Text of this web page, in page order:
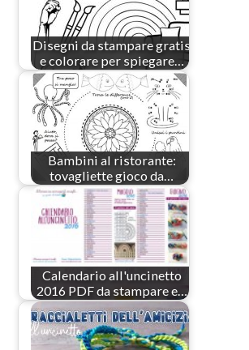
Disegni da stampare gratis
e colorare per spiegare…
Bambini al ristorante:
tovagliette gioco da…
Calendario all'uncinetto
2016 PDF da stampare e…